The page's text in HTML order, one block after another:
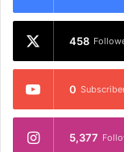
458
0
5,377